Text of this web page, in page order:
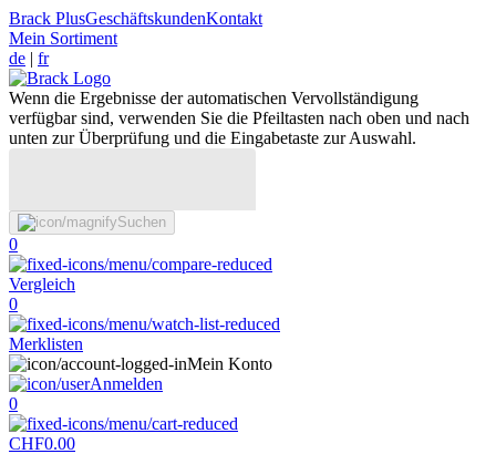
Brack PlusGeschäftskundenKontakt
Mein Sortiment
de | fr
Wenn die Ergebnisse der automatischen Vervollständigung
verfügbar sind, verwenden Sie die Pfeiltasten nach oben und nach
unten zur Überprüfung und die Eingabetaste zur Auswahl.
Suchen
0
Vergleich
0
Merklisten
Mein Konto
Anmelden
0
CHF0.00